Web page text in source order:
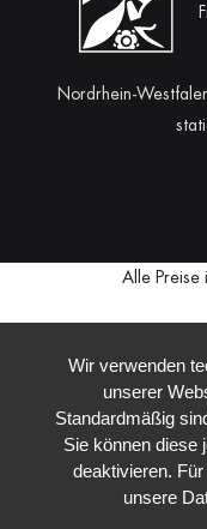
Nordrhein-
Alle Preise
Wir verwenden
unserer
Standardmäßig
Sie können diese
deaktivieren.
unsere